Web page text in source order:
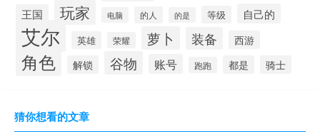
王国 玩家 电脑 的人 的是 等级 自己的
艾尔 英雄 荣耀 萝卜 装备 西游
角色 解锁 谷物 账号 跑跑 都是 骑士
猜你想看的文章